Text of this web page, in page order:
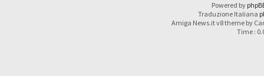
Powered by
Traduzione Italiana
Amiga News.it v8 theme by
Time :